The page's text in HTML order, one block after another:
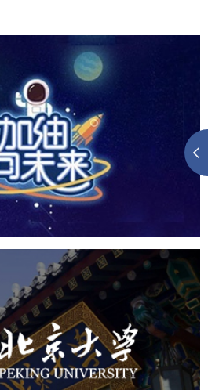
加油向未来
小程序 定制开发
京大学
大学网站建设
高校网站建设